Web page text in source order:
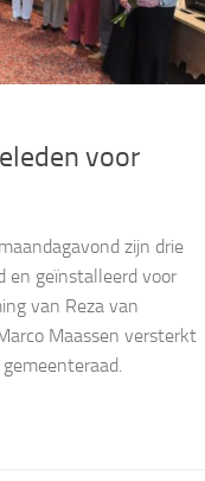
voor
zijn drie
en geïnstalleerd voor
van Reza van
Maassen versterkt